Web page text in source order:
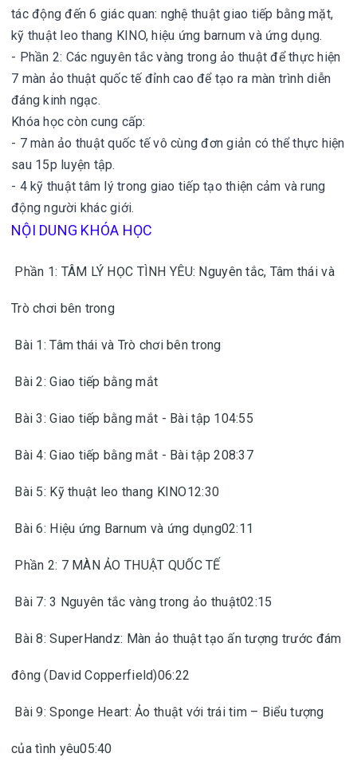
tác động đến 6 giác quan: nghệ thuật giao tiếp bằng mặt,
kỹ thuật leo thang KINO, hiệu ứng barnum và ứng dụng.
- Phần 2: Các nguyên tắc vàng trong ảo thuật để thực hiện
7 màn ảo thuật quốc tế đỉnh cao để tạo ra màn trình diễn
đáng kinh ngạc.
Khóa học còn cung cấp:
- 7 màn ảo thuật quốc tế vô cùng đơn giản có thể thực hiện
sau 15p luyện tập.
- 4 kỹ thuật tâm lý trong giao tiếp tạo thiện cảm và rung
động người khác giới.
NỘI DUNG KHÓA HỌC
Phần 1: TÂM LÝ HỌC TÌNH YÊU: Nguyên tắc, Tâm thái và
Trò chơi bên trong
Bài 1: Tâm thái và Trò chơi bên trong
Bài 2: Giao tiếp bằng mắt
Bài 3: Giao tiếp bằng mắt - Bài tập 104:55
Bài 4: Giao tiếp bằng mắt - Bài tập 208:37
Bài 5: Kỹ thuật leo thang KINO12:30
Bài 6: Hiệu ứng Barnum và ứng dụng02:11
Phần 2: 7 MÀN ẢO THUẬT QUỐC TẾ
Bài 7: 3 Nguyên tắc vàng trong ảo thuật02:15
Bài 8: SuperHandz: Màn ảo thuật tạo ấn tượng trước đám
đông (David Copperfield)06:22
Bài 9: Sponge Heart: Ảo thuật với trái tim – Biểu tượng
của tình yêu05:40